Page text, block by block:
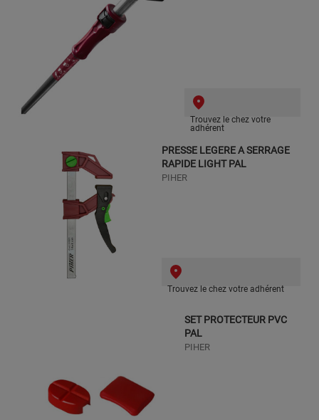
Trouvez le chez votre
adhérent
PRESSE LEGERE A SERRAGE
RAPIDE LIGHT PAL
PIHER
Trouvez le chez votre adhérent
SET PROTECTEUR PVC
PAL
PIHER